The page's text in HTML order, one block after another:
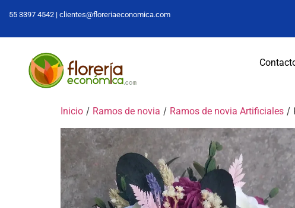
55 3397 4542 | clientes@floreriaeconomica.com
Inicio / Ramos de novia / Ramos de novia Artificiales /